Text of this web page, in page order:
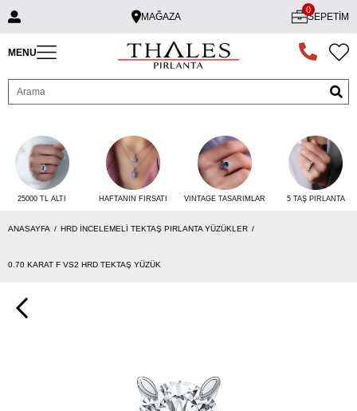
MAĞAZA SEPETIM
0
MENU
25000 TL ALTI HAFTANIN FIRSATI VINTAGE TASARIMLAR 5 TAŞ PIRLANTA
ANASAYFA HRD İNCELEMELI TEKTAŞ PIRLANTA YÜZÜKLER
0.70 KARAT F VS2 HRD TEKTAŞ YÜZÜK